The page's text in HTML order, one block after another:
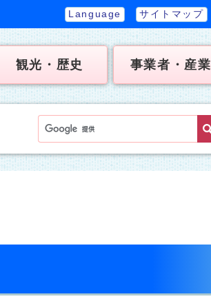
Language サイトマップ
観光・歴史 事業者・産業